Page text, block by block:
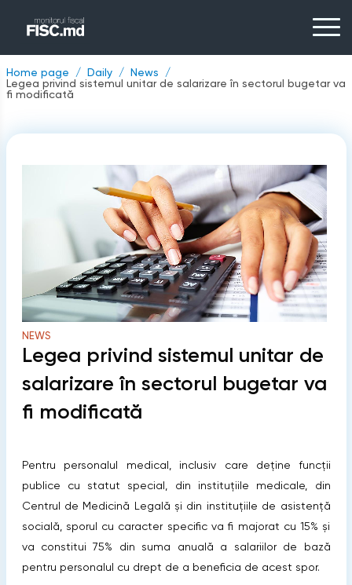
Home page Daily
News
Legea privind sistemul unitar de salarizare în sectorul bugetar va
fi modificată
NEWS
Legea privind sistemul unitar de
salarizare în sectorul bugetar va
fi modificată
Pentru personalul medical, inclusiv care deține funcții
publice cu statut special, din instituțiile medicale, din
Centrul de Medicină Legală și din instituțiile de asistență
socială, sporul cu caracter specific va fi majorat cu 15% și
va constitui 75% din suma anuală a salariilor de bază
pentru personalul cu drept de a beneficia de acest spor.